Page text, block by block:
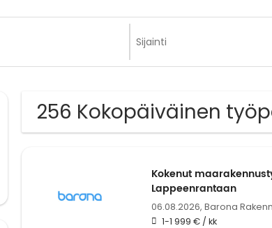
256 Kokopäiväinen
Kokenut
Lappeenrantaan
06.08.2026, Barona
1-1 999 € / kk